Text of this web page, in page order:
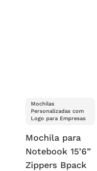
Mochilas
Personalizadas com
Logo para Empresas
Mochila para
Notebook 15’6”
Zippers Bpack